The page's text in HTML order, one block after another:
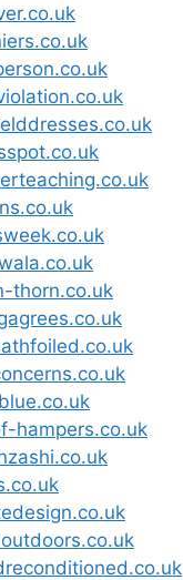
thorn.co.uk
hampers.co.uk